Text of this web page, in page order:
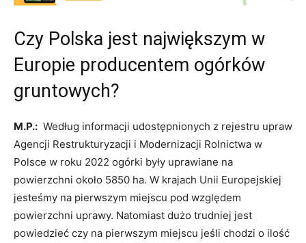
Czy Polska jest największym w
Europie producentem ogórków
gruntowych?
M.P.: Według informacji udostępnionych z rejestru upraw
Agencji Restrukturyzacji i Modernizacji Rolnictwa w
Polsce w roku 2022 ogórki były uprawiane na
powierzchni około 5850 ha. W krajach Unii Europejskiej
jesteśmy na pierwszym miejscu pod względem
powierzchni uprawy. Natomiast dużo trudniej jest
powiedzieć czy na pierwszym miejscu jeśli chodzi o ilość